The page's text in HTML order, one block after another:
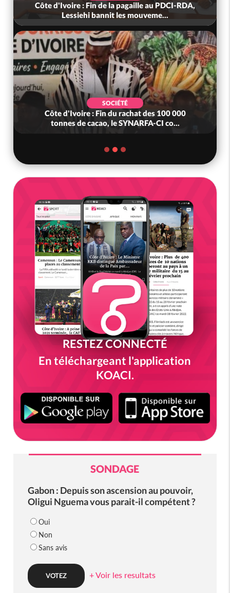
Côte d'Ivoire : Fin de la pagaille au PDCI-RDA,
Lessiehi bannit les mouveme...
SOCIÉTÉ
Côte d'Ivoire : Fin du rachat des 100 000
tonnes de cacao, le SYNARFA-CI co...
RESTEZ CONNECTÉ
En téléchargeant l'application
KOACI.
SONDAGE
Gabon : Depuis son ascension au pouvoir,
Oligui Nguema vous parait-il compétent ?
Oui
Non
Sans avis
+ Voir les resultats